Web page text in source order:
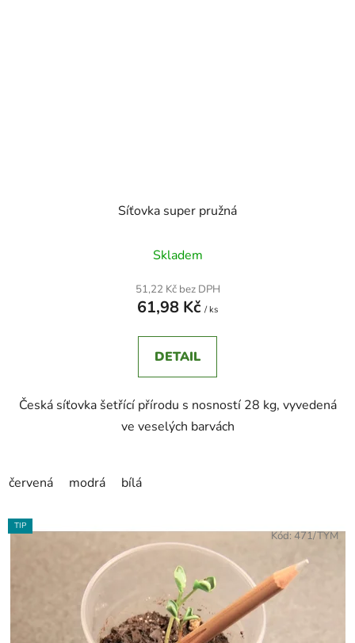
Síťovka super pružná
hodnocení
produktu
je
z
Skladem
51,22 Kč bez DPH
61,98 Kč / ks
DETAIL
Česká síťovka šetřící přírodu s nosností 28 kg, vyvedená
ve veselých barvách
červená modrá bílá
TIP
Kód:471/TYM